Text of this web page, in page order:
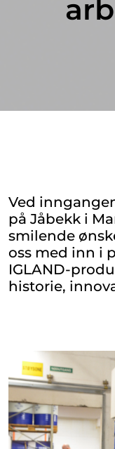
Ved
på Jåbekk i
smilende
oss med inn i
IGLAND-
historie,